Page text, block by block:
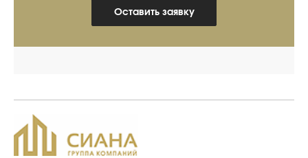
Оставить заявку